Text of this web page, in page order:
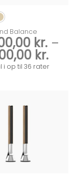
Balance
kr. –
kr.
i op til 36 rater